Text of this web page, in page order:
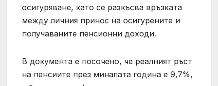
осигуряване, като се разкъсва връзката
между личния принос на осигурените и
получаваните пенсионни доходи.
В документа е посочено, че реалният ръст
на пенсиите през миналата година е 9,7%,